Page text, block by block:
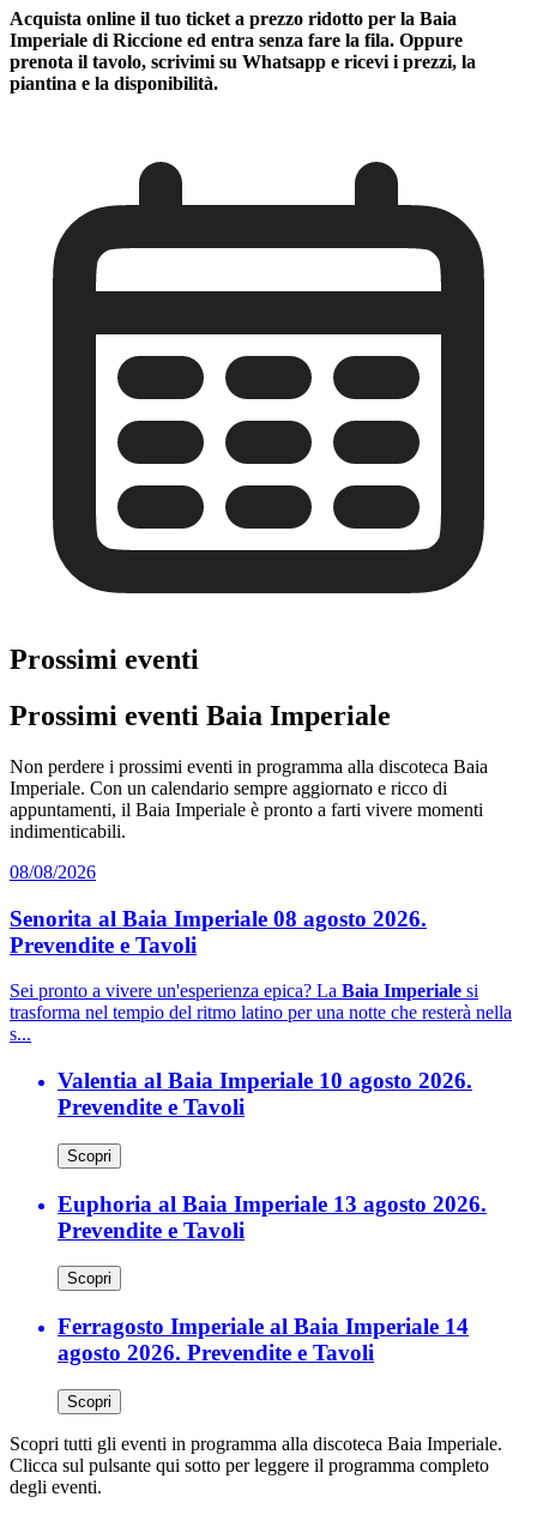
Acquista online il tuo ticket a prezzo ridotto per la Baia
Imperiale di Riccione ed entra senza fare la fila. Oppure
prenota il tavolo, scrivimi su Whatsapp e ricevi i prezzi, la
piantina e la disponibilità.
Prossimi eventi
Prossimi eventi Baia Imperiale
Non perdere i prossimi eventi in programma alla discoteca Baia
Imperiale. Con un calendario sempre aggiornato e ricco di
appuntamenti, il Baia Imperiale è pronto a farti vivere momenti
indimenticabili.
08/08/2026
Senorita al Baia Imperiale 08 agosto 2026.
Prevendite e Tavoli
Sei pronto a vivere un'esperienza epica? La Baia Imperiale si
trasforma nel tempio del ritmo latino per una notte che resterà nella
s...
Valentia al Baia Imperiale 10 agosto 2026.
Prevendite e Tavoli
Scopri
Euphoria al Baia Imperiale 13 agosto 2026.
Prevendite e Tavoli
Scopri
Ferragosto Imperiale al Baia Imperiale 14
agosto 2026. Prevendite e Tavoli
Scopri
Scopri tutti gli eventi in programma alla discoteca Baia Imperiale.
Clicca sul pulsante qui sotto per leggere il programma completo
degli eventi.